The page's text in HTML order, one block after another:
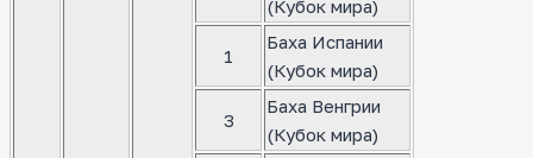
(Кубок мира)
1
Баха Испании
(Кубок мира)
3
Баха Венгрии
(Кубок мира)